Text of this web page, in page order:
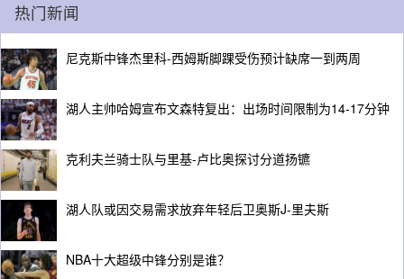
热门新闻
尼克斯中锋杰里科-西姆斯脚踝受伤预计缺席一到两周
湖人主帅哈姆宣布文森特复出：出场时间限制为14-17分钟
克利夫兰骑士队与里基-卢比奥探讨分道扬镳
湖人队或因交易需求放弃年轻后卫奥斯J-里夫斯
NBA十大超级中锋分别是谁？